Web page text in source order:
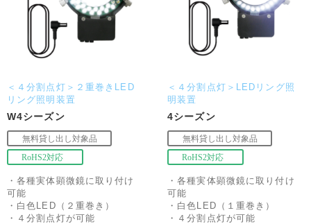
＜４分割点灯＞２重巻きLED
リング照明装置
W4シーズン
・各種実体顕微鏡に取り付け
可能
・白色LED（２重巻き）
・４分割点灯が可能
＜４分割点灯＞LEDリング照
明装置
4シーズン
・各種実体顕微鏡に取り付け
可能
・白色LED（１重巻き）
・４分割点灯が可能